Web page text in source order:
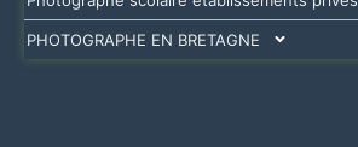
PHOTOGRAPHE EN BRETAGNE